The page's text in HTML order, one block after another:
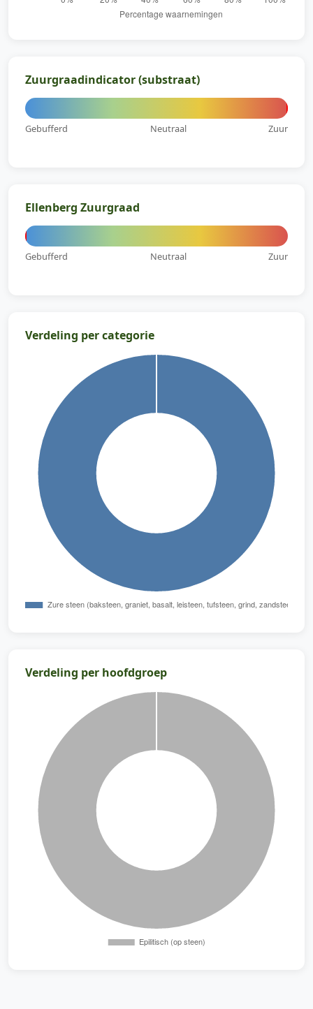
Zuurgraadindicator (substraat)
Gebufferd Neutraal Zuur
Ellenberg Zuurgraad
Gebufferd Neutraal Zuur
Verdeling per categorie
Verdeling per hoofdgroep